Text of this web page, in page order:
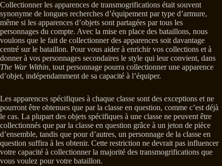
Collectionner les apparences de transmogrifications était souvent
synonyme de longues recherches d’équipement par type d’armure,
même si les apparences d’objets sont partagées par tous les
personnages du compte. Avec la mise en place des bataillons, nous
voulons que le fait de collectionner des apparences soit davantage
centré sur le bataillon. Pour vous aider à enrichir vos collections et à
donner à vos personnages secondaires le style qui leur convient, dans
The War Within, tout personnage pourra collectionner une apparence
d’objet, indépendamment de sa capacité à l’équiper.
Les apparences spécifiques à chaque classe sont des exceptions et ne
pourront être obtenues que par la classe en question, comme c’est déjà
le cas. La plupart des objets spécifiques à une classe ne peuvent être
collectionnés que par la classe en question grâce à un jeton de pièce
d’ensemble, tandis que pour d’autres, un personnage de la classe en
question suffira à les obtenir. Cette restriction ne devrait pas influencer
votre capacité à collectionner la majorité des transmogrifications que
vous voulez pour votre bataillon.